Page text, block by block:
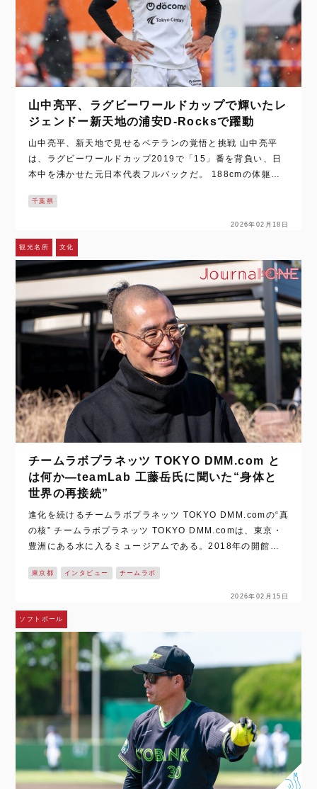
山中亮平、ラグビーワールドカップで輝いたレ
ジェンドー新天地の浦安D-Rocksで躍動
山中亮平、新天地で見せるベテランの覚悟と挑戦 山中亮平
は、ラグビーワールドカップ2019で「15」番を背負い、日
本中を沸かせた元日本代表フルバックだ。 188cmの体躯を
としてのセンスを持…
千葉県
2026年02月18日
観光名所 文化
チームラボプラネッツ TOKYO DMM.com と
は何か―teamLab 工藤岳氏に聞いた“身体と
世界の再接続”
進化を続けるチームラボプラネッツ TOKYO DMM.comの“真
の核” チームラボプラネッツ TOKYO DMM.comは、東京・
豊洲にある水に入るミュージアムである。2018年の開館以
ツは空間その…
東京都 インタビュー チームラボ
2026年02月15日
ソフトボール